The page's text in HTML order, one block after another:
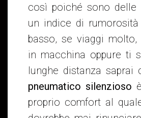
così poiché sono delle
un indice di rumorosità
basso, se viaggi molto,
in macchina oppure ti
lunghe distanza saprai
pneumatico silenzioso
proprio comfort al